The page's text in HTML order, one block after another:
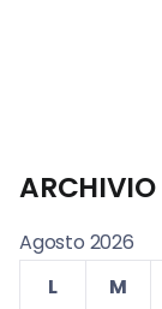
ARCHIVIO
Agosto 2026
L
M